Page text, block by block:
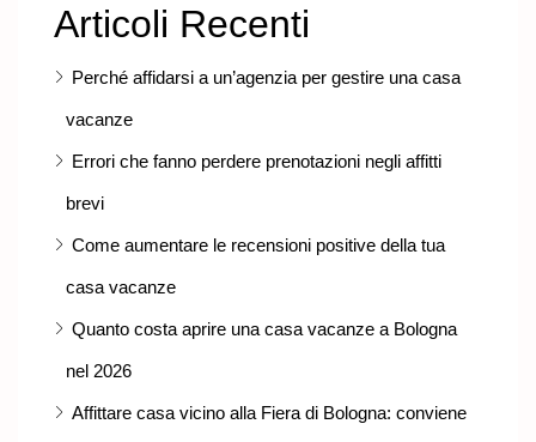
Articoli Recenti
Perché affidarsi a un’agenzia per gestire una casa
vacanze
Errori che fanno perdere prenotazioni negli affitti
brevi
Come aumentare le recensioni positive della tua
casa vacanze
Quanto costa aprire una casa vacanze a Bologna
nel 2026
Affittare casa vicino alla Fiera di Bologna: conviene